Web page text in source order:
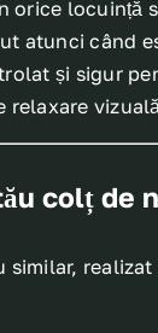
orice locuință
atunci când
și sigur
relaxare
colț de
similar,